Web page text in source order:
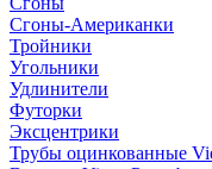
Сгоны-Американки
Тройники
Угольники
Удлинители
Футорки
Эксцентрики
Трубы оцинкованные